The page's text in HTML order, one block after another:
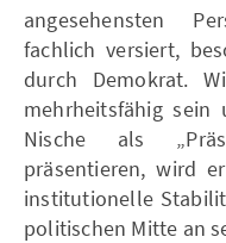
angesehensten
fachlich versiert,
durch Demokrat.
mehrheitsfähig sein
Nische als
präsentieren, wird
institutionelle
politischen Mitte an